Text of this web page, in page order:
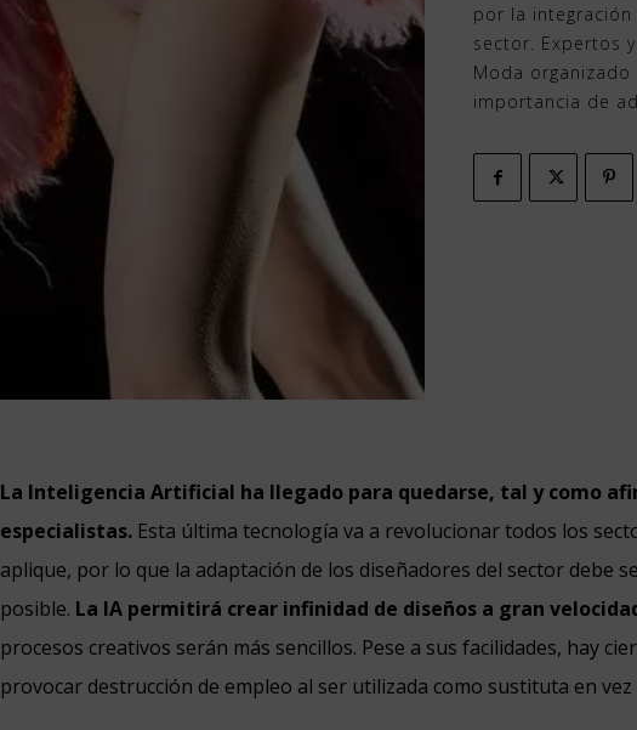
por la integración
sector. Expertos
Moda
importancia de
La Inteligencia Artificial ha llegado para quedarse, tal y como
especialistas. Esta última tecnología va a revolucionar todos los
aplique, por lo que la adaptación de los diseñadores del sector debe
posible. La IA permitirá crear infinidad de diseños a gran
procesos creativos serán más sencillos. Pese a sus facilidades, hay
provocar destrucción de empleo al ser utilizada como sustituta en